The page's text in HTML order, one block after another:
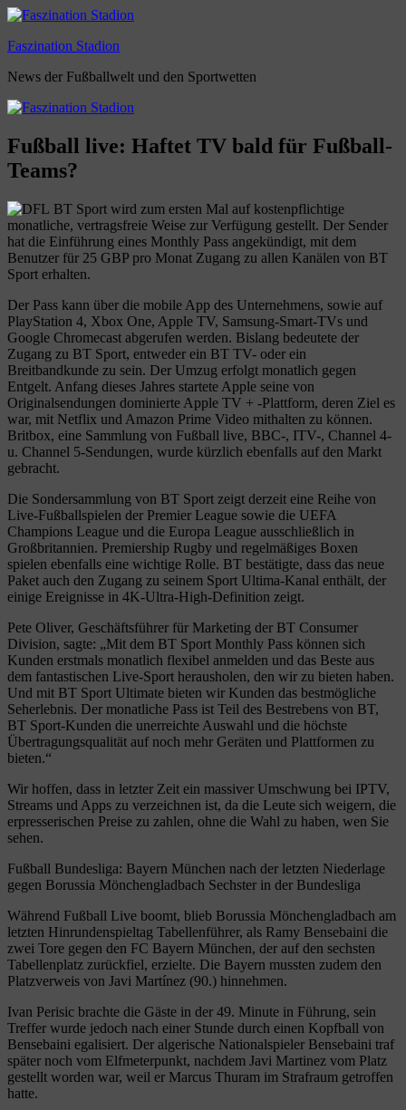
Zum
springen
Faszination Stadion
News der Fußballwelt und den Sportwetten
Fußball live: Haftet TV bald für Fußball-
Teams?
BT Sport wird zum ersten Mal auf kostenpflichtige
monatliche, vertragsfreie Weise zur Verfügung gestellt. Der Sender
hat die Einführung eines Monthly Pass angekündigt, mit dem
Benutzer für 25 GBP pro Monat Zugang zu allen Kanälen von BT
Sport erhalten.
Der Pass kann über die mobile App des Unternehmens, sowie auf
PlayStation 4, Xbox One, Apple TV, Samsung-Smart-TVs und
Google Chromecast abgerufen werden. Bislang bedeutete der
Zugang zu BT Sport, entweder ein BT TV- oder ein
Breitbandkunde zu sein. Der Umzug erfolgt monatlich gegen
Entgelt. Anfang dieses Jahres startete Apple seine von
Originalsendungen dominierte Apple TV + -Plattform, deren Ziel es
war, mit Netflix und Amazon Prime Video mithalten zu können.
Britbox, eine Sammlung von Fußball live, BBC-, ITV-, Channel 4-
u. Channel 5-Sendungen, wurde kürzlich ebenfalls auf den Markt
gebracht.
Die Sondersammlung von BT Sport zeigt derzeit eine Reihe von
Live-Fußballspielen der Premier League sowie die UEFA
Champions League und die Europa League ausschließlich in
Großbritannien. Premiership Rugby und regelmäßiges Boxen
spielen ebenfalls eine wichtige Rolle. BT bestätigte, dass das neue
Paket auch den Zugang zu seinem Sport Ultima-Kanal enthält, der
einige Ereignisse in 4K-Ultra-High-Definition zeigt.
Pete Oliver, Geschäftsführer für Marketing der BT Consumer
Division, sagte: „Mit dem BT Sport Monthly Pass können sich
Kunden erstmals monatlich flexibel anmelden und das Beste aus
dem fantastischen Live-Sport herausholen, den wir zu bieten haben.
Und mit BT Sport Ultimate bieten wir Kunden das bestmögliche
Seherlebnis. Der monatliche Pass ist Teil des Bestrebens von BT,
BT Sport-Kunden die unerreichte Auswahl und die höchste
Übertragungsqualität auf noch mehr Geräten und Plattformen zu
bieten.“
Wir hoffen, dass in letzter Zeit ein massiver Umschwung bei IPTV,
Streams und Apps zu verzeichnen ist, da die Leute sich weigern, die
erpresserischen Preise zu zahlen, ohne die Wahl zu haben, wen Sie
sehen.
Fußball Bundesliga: Bayern München nach der letzten Niederlage
gegen Borussia Mönchengladbach Sechster in der Bundesliga
Während Fußball Live boomt, blieb Borussia Mönchengladbach am
letzten Hinrundenspieltag Tabellenführer, als Ramy Bensebaini die
zwei Tore gegen den FC Bayern München, der auf den sechsten
Tabellenplatz zurückfiel, erzielte. Die Bayern mussten zudem den
Platzverweis von Javi Martínez (90.) hinnehmen.
Ivan Perisic brachte die Gäste in der 49. Minute in Führung, sein
Treffer wurde jedoch nach einer Stunde durch einen Kopfball von
Bensebaini egalisiert. Der algerische Nationalspieler Bensebaini traf
später noch vom Elfmeterpunkt, nachdem Javi Martinez vom Platz
gestellt worden war, weil er Marcus Thuram im Strafraum getroffen
hatte.